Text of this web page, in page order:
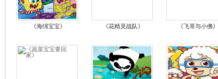
《海绵宝宝》 《花精灵战队》 《飞哥与小佛》